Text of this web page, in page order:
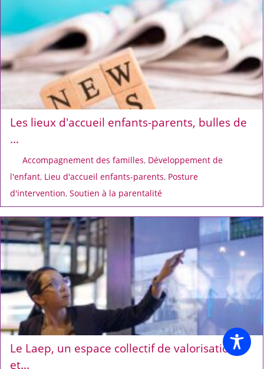
Les lieux d'accueil enfants-parents, bulles de
...
Accompagnement des familles, Développement de
l'enfant, Lieu d'accueil enfants-parents, Posture
d'intervention, Soutien à la parentalité
Le Laep, un espace collectif de valorisation
et...